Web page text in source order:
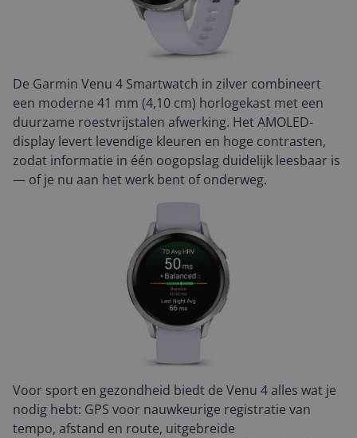
De Garmin Venu 4 Smartwatch in zilver combineert
een moderne 41 mm (4,10 cm) horlogekast met een
duurzame roestvrijstalen afwerking. Het AMOLED-
display levert levendige kleuren en hoge contrasten,
zodat informatie in één oogopslag duidelijk leesbaar is
— of je nu aan het werk bent of onderweg.
Voor sport en gezondheid biedt de Venu 4 alles wat je
nodig hebt: GPS voor nauwkeurige registratie van
tempo, afstand en route, uitgebreide